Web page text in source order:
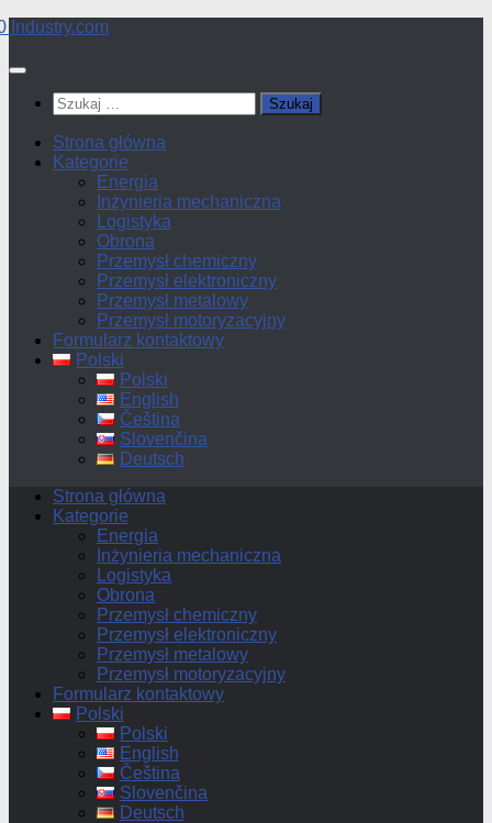
Przejdź
treści
Szukaj:
Strona główna
Kategorie
Energia
Inżynieria mechaniczna
Logistyka
Obrona
Przemysł chemiczny
Przemysł elektroniczny
Przemysł metalowy
Przemysł motoryzacyjny
Formularz kontaktowy
Polski
Polski
English
Čeština
Slovenčina
Deutsch
Strona główna
Kategorie
Energia
Inżynieria mechaniczna
Logistyka
Obrona
Przemysł chemiczny
Przemysł elektroniczny
Przemysł metalowy
Przemysł motoryzacyjny
Formularz kontaktowy
Polski
Polski
English
Čeština
Slovenčina
Deutsch